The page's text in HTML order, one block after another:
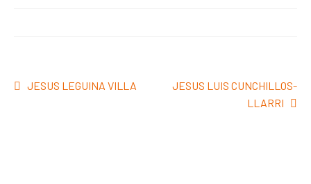
Navegació
Entrada
JESUS LEGUINA VILLA
Pròxima
JESUS LUIS CUNCHILLOS-
LLARRI